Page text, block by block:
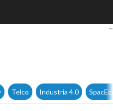
“Studio Ergo
Telco Industria 4.0